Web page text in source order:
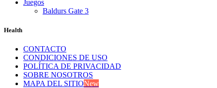
Juegos
Baldurs Gate 3
Health
CONTACTO
CONDICIONES DE USO
POLÍTICA DE PRIVACIDAD
SOBRE NOSOTROS
MAPA DEL SITIONew